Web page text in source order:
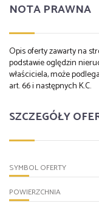
NOTA PRAWNA
Opis oferty zawarty na
podstawie oględzin
właściciela, może
art. 66 i następnych K.C.
SZCZEGÓŁY
SYMBOL OFERTY
POWIERZCHNIA